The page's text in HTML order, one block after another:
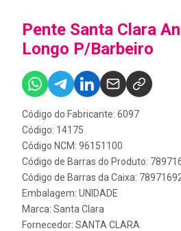
Pente Santa Clara
Longo P/Barbeiro
Código do Fabricante: 6097
Código: 14175
Código NCM: 96151100
Código de Barras do Produto:
Código de Barras da Caixa:
Embalagem: UNIDADE
Marca: Santa Clara
Fornecedor: SANTA CLARA